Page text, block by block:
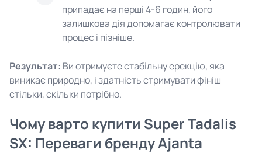
припадає на перші 4-6 годин, його
залишкова дія допомагає контролювати
процес і пізніше.
Результат: Ви отримуєте стабільну ерекцію, яка
виникає природно, і здатність стримувати фініш
стільки, скільки потрібно.
Чому варто купити Super Tadalis
SX: Переваги бренду Ajanta